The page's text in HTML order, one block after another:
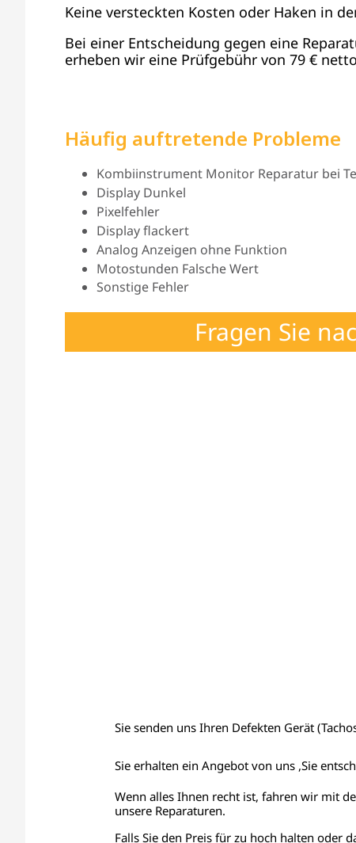
Keine versteckten Kosten oder Haken in
Bei einer Entscheidung gegen eine
erheben wir eine Prüfgebühr von 79 €
Häufig auftretende Probleme
Kombiinstrument Monitor Reparatur bei
Display Dunkel
Pixelfehler
Display flackert
Analog Anzeigen ohne Funktion
Motostunden Falsche Wert
Sonstige Fehler
Fragen Sie
Sie senden uns Ihren Defekten Gerät
Sie erhalten ein Angebot von uns ,Sie
Wenn alles Ihnen recht ist, fahren wir mit
unsere Reparaturen.
Falls Sie den Preis für zu hoch halten oder